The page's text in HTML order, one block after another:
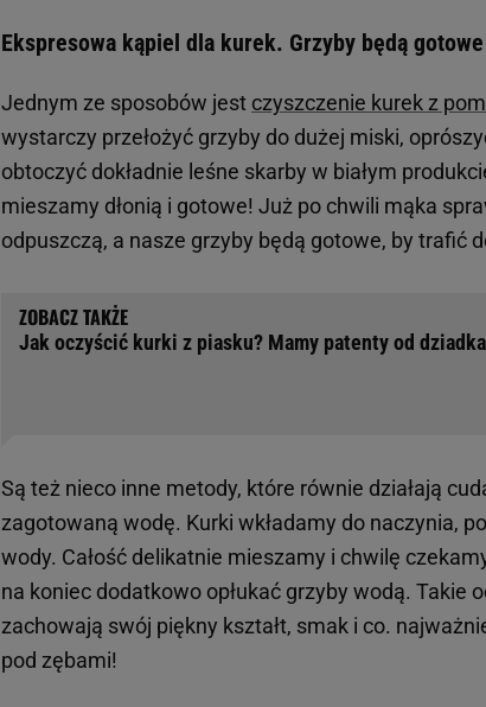
Ekspresowa kąpiel dla kurek. Grzyby będą
Jednym ze sposobów jest czyszczenie kurek z
wystarczy przełożyć grzyby do dużej miski,
obtoczyć dokładnie leśne skarby w białym
mieszamy dłonią i gotowe! Już po chwili mąka
odpuszczą, a nasze grzyby będą gotowe, by trafić
Jak oczyścić kurki z piasku? Mamy patenty od
Są też nieco inne metody, które równie działają
zagotowaną wodę. Kurki wkładamy do naczynia,
wody. Całość delikatnie mieszamy i chwilę
na koniec dodatkowo opłukać grzyby wodą. Takie
zachowają swój piękny kształt, smak i co.
pod zębami!